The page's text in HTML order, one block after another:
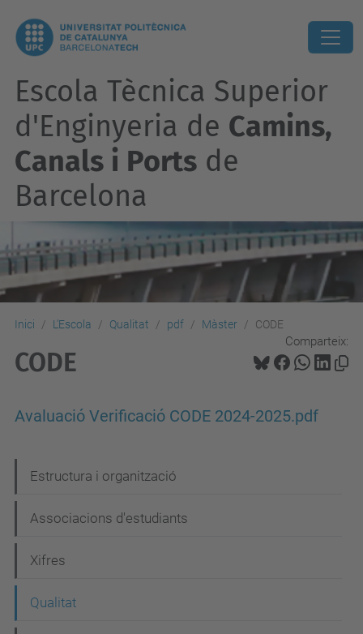
Escola Tècnica Superior
d'Enginyeria de Camins,
Canals i Ports de
Barcelona
Inici L'Escola Qualitat pdf Màster CODE
Comparteix:
CODE
Avaluació Verificació CODE 2024-2025.pdf
a
v
g
a
Estructura i organització
Associacions d'estudiants
Xifres
Qualitat